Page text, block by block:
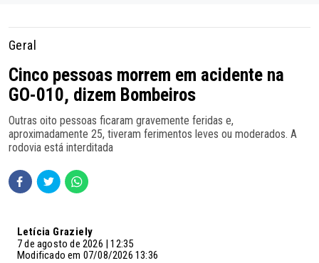
Geral
Cinco pessoas morrem em acidente na
GO-010, dizem Bombeiros
Outras oito pessoas ficaram gravemente feridas e,
aproximadamente 25, tiveram ferimentos leves ou moderados. A
rodovia está interditada
Letícia Graziely
7 de agosto de 2026 | 12:35
Modificado em 07/08/2026 13:36